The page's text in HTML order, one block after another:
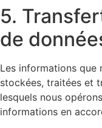
5.
de
Les informations que
stockées, traitées et
lesquels nous
informations en